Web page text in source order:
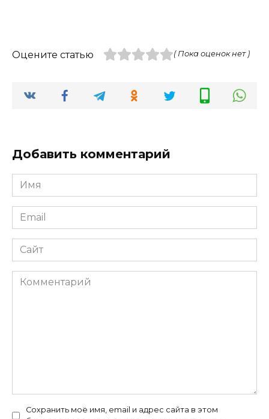
Оцените статью ( Пока оценок нет )
Добавить комментарий
Имя
*
Email
*
Сайт
Комментарий
Сохранить моё имя, email и адрес сайта в этом